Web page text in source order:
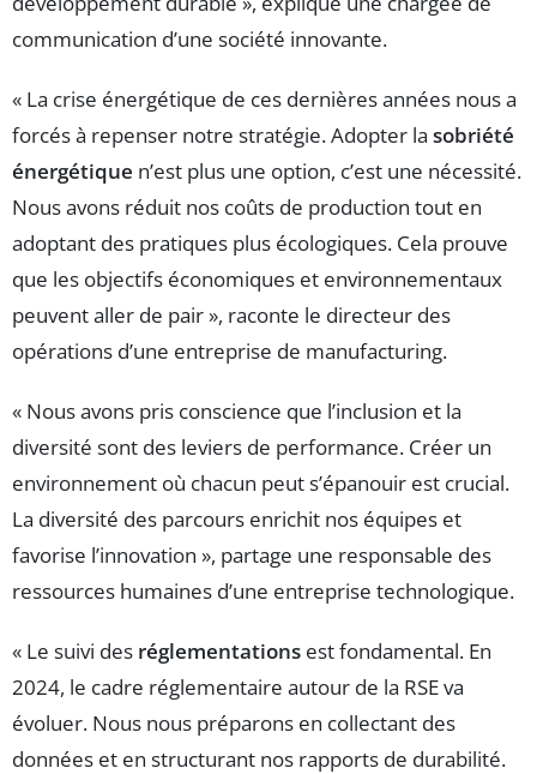
communication d’une société innovante.
« La crise énergétique de ces dernières années nous a
forcés à repenser notre stratégie. Adopter la sobriété
énergétique n’est plus une option, c’est une nécessité.
Nous avons réduit nos coûts de production tout en
adoptant des pratiques plus écologiques. Cela prouve
que les objectifs économiques et environnementaux
peuvent aller de pair », raconte le directeur des
opérations d’une entreprise de manufacturing.
« Nous avons pris conscience que l’inclusion et la
diversité sont des leviers de performance. Créer un
environnement où chacun peut s’épanouir est crucial.
La diversité des parcours enrichit nos équipes et
favorise l’innovation », partage une responsable des
ressources humaines d’une entreprise technologique.
« Le suivi des réglementations est fondamental. En
2024, le cadre réglementaire autour de la RSE va
évoluer. Nous nous préparons en collectant des
données et en structurant nos rapports de durabilité.